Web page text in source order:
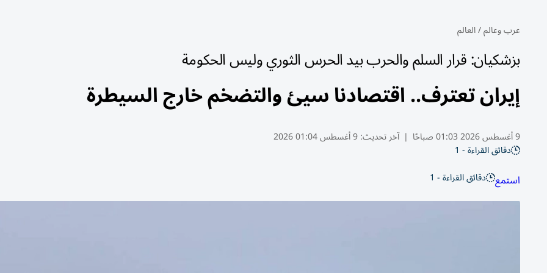
عرب وعالم/العالم
بزشكيان: قرار السلم والحرب بيد الحرس الثوري وليس الحكومة
إيران تعترف.. اقتصادنا سيئ والتضخم خارج السيطرة
9 أغسطس 2026 01:03 صباحًا | آخر تحديث:9 أغسطس 01:04 2026
دقائق القراءة - 1
استمع دقائق القراءة - 1